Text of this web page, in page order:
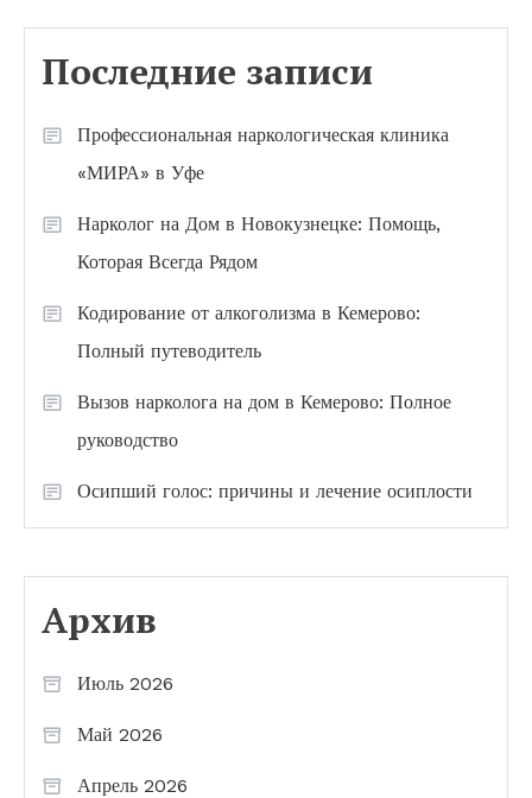
Последние записи
Профессиональная наркологическая клиника
«МИРА» в Уфе
Нарколог на Дом в Новокузнецке: Помощь,
Которая Всегда Рядом
Кодирование от алкоголизма в Кемерово:
Полный путеводитель
Вызов нарколога на дом в Кемерово: Полное
руководство
Осипший голос: причины и лечение осиплости
Архив
Июль 2026
Май 2026
Апрель 2026